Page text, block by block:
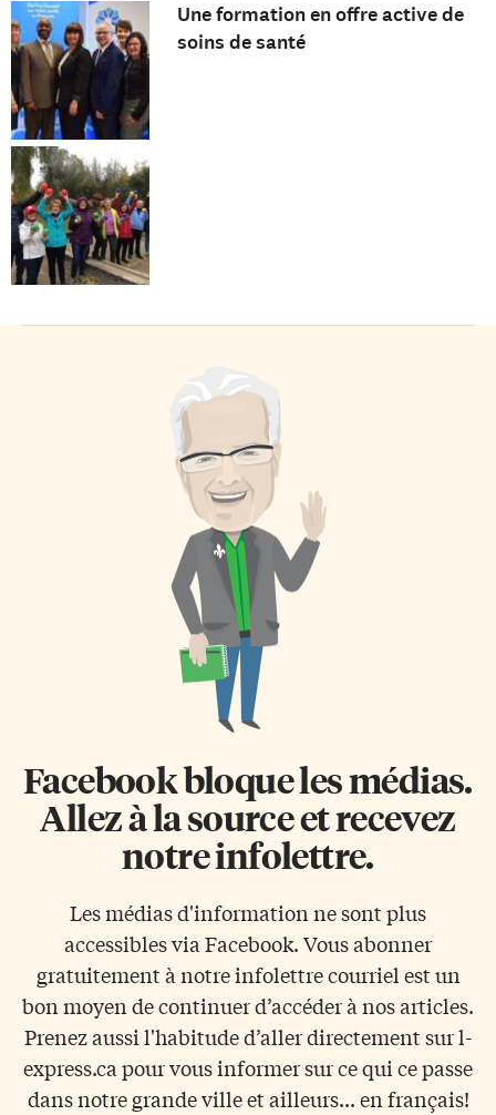
Une formation en offre active de
soins de santé
Facebook bloque les médias.
Allez à la source et recevez
notre infolettre.
Les médias d'information ne sont plus
accessibles via Facebook. Vous abonner
gratuitement à notre infolettre courriel est un
bon moyen de continuer d’accéder à nos articles.
Prenez aussi l'habitude d’aller directement sur l-
express.ca pour vous informer sur ce qui ce passe
dans notre grande ville et ailleurs... en français!